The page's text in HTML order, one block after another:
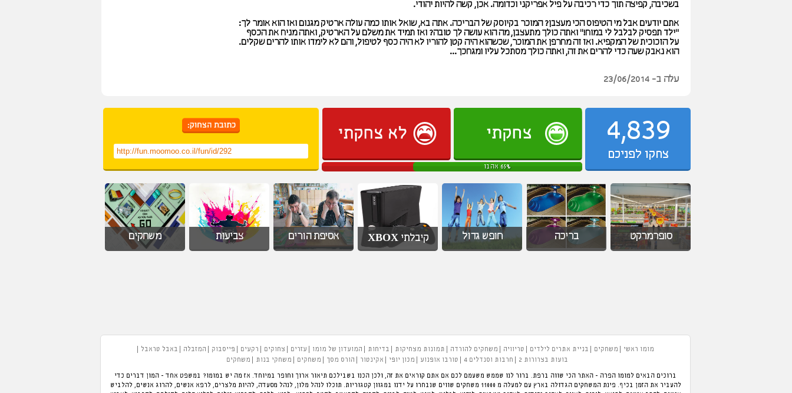
בשכיבה, קפיצה תוך כדי רכיבה על פיל אפריקני וכדומה. אכן, קשה להיות יהודי.
אתם יודעים אבל מי הטיפוס הכי מעצבן? המוכר בקיוסק של הבריכה. אתה בא, שואל אותו כמה עולה ארטיק מגנום ואז הוא אומר לך:
"ילד תפסיק לבלבל לי במוח!" ואתה כולך מתעצבן, מה הוא עושה לך טובה? ואז תמיד את משלם על הארטיק, ואתה מניח את הכסף
על הזכוכית של המקפיא. ואז זה מחרפן את המוכר, שכשהוא היה קטן להוריו לא היה כסף לטיפול, והם לא לימדו אותו להרים שקלים.
הוא נאבק שעה כדי להרים את זה, ואתה כולך מסתכל עליו ומגחכך...
עלה ב- 23/06/2014
4,839
צחקו לפניכם
65% אהבו
סופרמרקט בריכה חופש גדול קיבלתי XBOX אסיפת הורים צביעות משחקים
מומו ראשי משחקים בניית אתרים לילדים טריוויה משחקים להורדה תמונות מצחיקות בדיחות המועדון של מומו עזרים צחוקים רקעים פייסבוק המזבלה
באבל טראבל
בועות בצרורות 2
חרבות וסנדלים 4 טורבו אופנוע מכון יופי אקינטור הורס מסך משחקים משחקי בנות משחקים
ברוכים הבאים למומו הפרה - האתר הכי שווה ברפת. ברור לנו שממש משעמם לכם אם אתם קוראים את זה, ולכן הכנו בשבילכם תיאור ארוך וחופר במיוחד. אז מה יש במומו? במשפט אחד - המון דברים כדי
להעביר את הזמן בכיף. פינת המשחקים הגדולה בארץ עם למעלה מ 11000 משחקים שווים שנבחרו על ידנו במגוון קטגוריות. תוכלו לנהל מלון, לנהל מסעדה, להיות מלצרים, לרפא אנשים, להרוג אנשים, להלביש